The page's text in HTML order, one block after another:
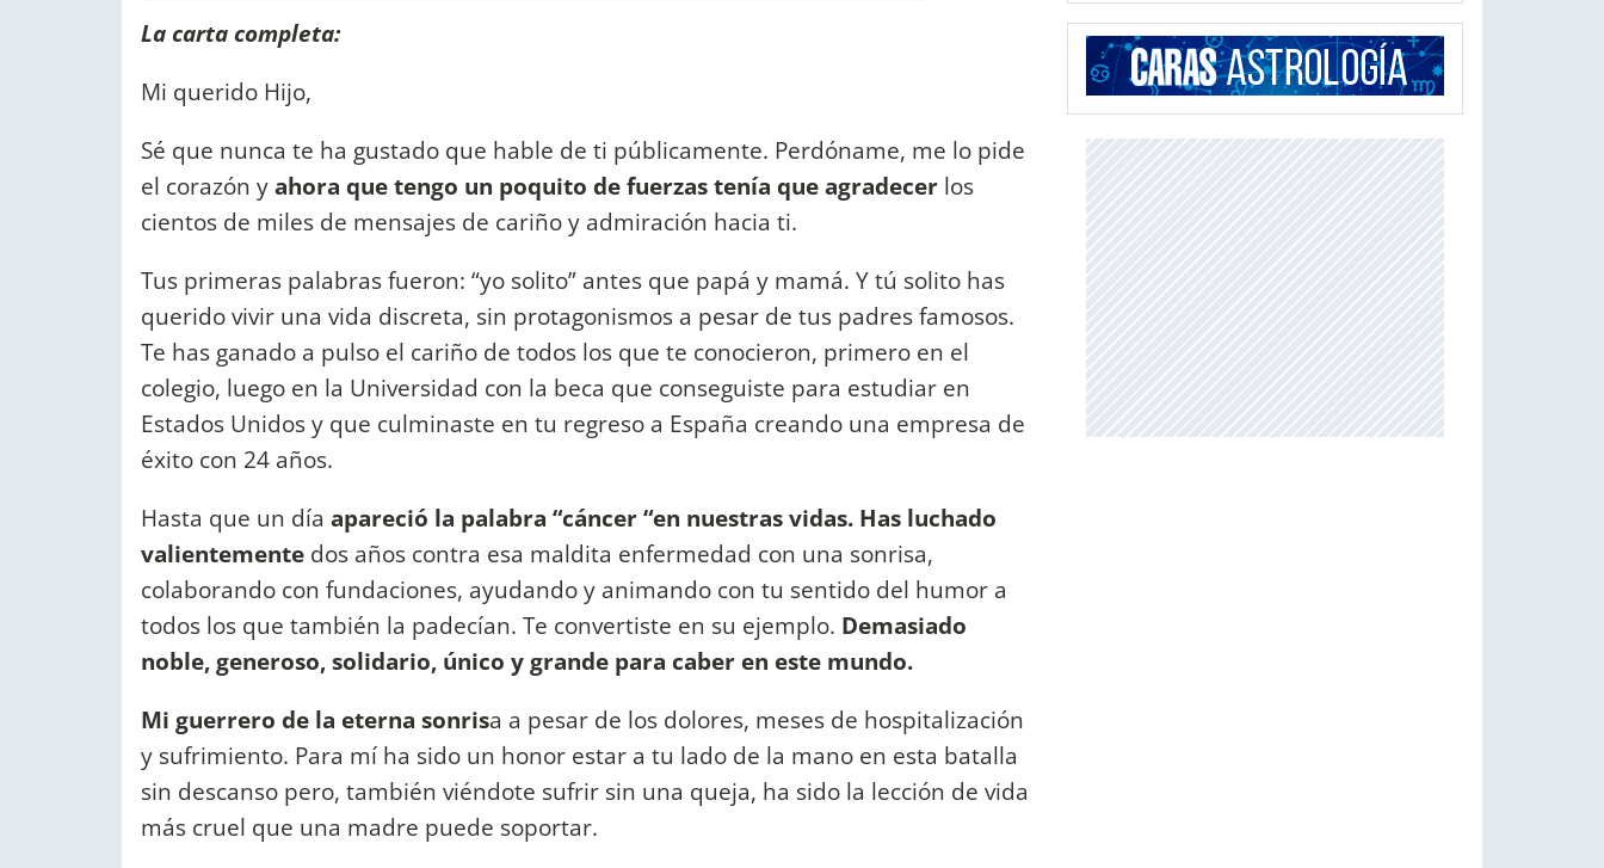
La carta completa:
Mi querido Hijo,
Sé que nunca te ha gustado que hable de ti públicamente. Perdóname, me lo pide
el corazón yahora que tengo un poquito de fuerzas tenía que agradecer los
cientos de miles de mensajes de cariño y admiración hacia ti.
Tus primeras palabras fueron: “yo solito” antes que papá y mamá. Y tú solito has
querido vivir una vida discreta, sin protagonismos a pesar de tus padres famosos.
Te has ganado a pulso el cariño de todos los que te conocieron, primero en el
colegio, luego en la Universidad con la beca que conseguiste para estudiar en
Estados Unidos y que culminaste en tu regreso a España creando una empresa de
éxito con 24 años.
Hasta que un día apareció la palabra “cáncer “en nuestras vidas. Has luchado
valientemente dos años contra esa maldita enfermedad con una sonrisa,
colaborando con fundaciones, ayudando y animando con tu sentido del humor a
todos los que también la padecían. Te convertiste en su ejemplo. Demasiado
noble, generoso, solidario, único y grande para caber en este mundo.
Mi guerrero de la eterna sonrisa a pesar de los dolores, meses de hospitalización
y sufrimiento. Para mí ha sido un honor estar a tu lado de la mano en esta batalla
sin descanso pero, también viéndote sufrir sin una queja, ha sido la lección de vida
más cruel que una madre puede soportar.